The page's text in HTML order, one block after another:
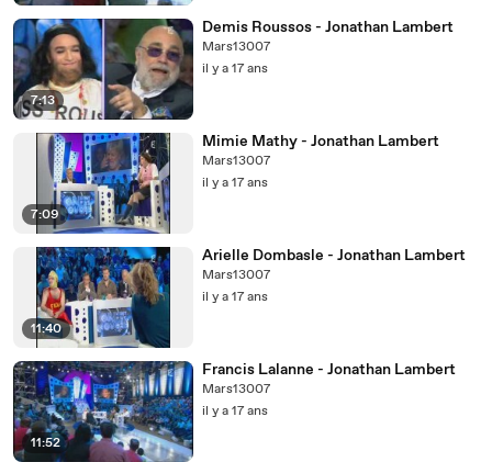
7:13
Demis Roussos - Jonathan Lambert
Mars13007
il y a 17 ans
7:09
Mimie Mathy - Jonathan Lambert
Mars13007
il y a 17 ans
11:40
Arielle Dombasle - Jonathan Lambert
Mars13007
il y a 17 ans
11:52
Francis Lalanne - Jonathan Lambert
Mars13007
il y a 17 ans